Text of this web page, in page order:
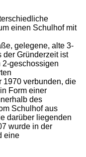
einen Schulhof mit
gelegene, alte 3-
Gründerzeit ist
geschossigen
1970 verbunden, die
Form einer
des
Schulhof aus
darüber liegenden
wurde in der
eine